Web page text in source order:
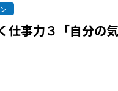
仕事力３「自分の